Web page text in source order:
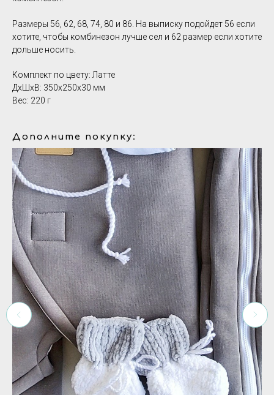
Размеры 56, 62, 68, 74, 80 и 86. На выписку подойдет 56 если
хотите, чтобы комбинезон лучше сел и 62 размер если хотите
дольше носить.
Комплект по цвету: Латте
ДxШxВ: 350x250x30 мм
Вес: 220 г
Дополните покупку: